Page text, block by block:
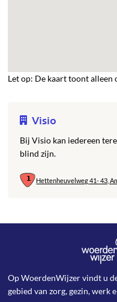
Let op: De kaart toont alleen
Visio
Bij Visio kan iedereen
blind zijn.
Hettenheuvelweg 41- 43,
Op WoerdenWijzer vindt u
gebied van zorg, gezin, werk